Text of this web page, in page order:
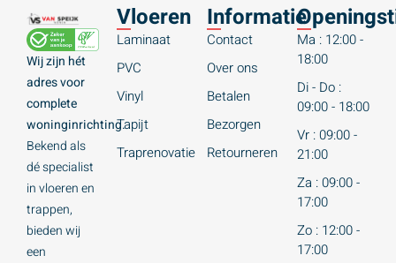
Wij zijn hét
adres voor
complete
woninginrichting.
Bekend als
dé specialist
in vloeren en
trappen,
bieden wij
een
Vloeren
Laminaat
PVC
Vinyl
Tapijt
Traprenovatie
Informatie
Contact
Over ons
Betalen
Bezorgen
Retourneren
Ma : 12:00 -
18:00
Di - Do :
09:00 - 18:00
Vr : 09:00 -
21:00
Za : 09:00 -
17:00
Zo : 12:00 -
17:00